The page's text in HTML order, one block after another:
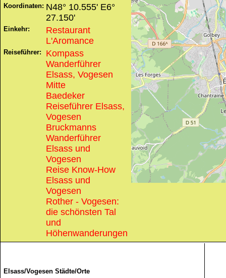
Koordinaten: N48° 10.555' E6°
27.150'
Einkehr:
Restaurant
L'Aromance
Reiseführer:
Kompass
Wanderführer
Elsass, Vogesen
Mitte
Baedeker
Reiseführer Elsass,
Vogesen
Bruckmanns
Wanderführer
Elsass und
Vogesen
Reise Know-How
Elsass und
Vogesen
Rother - Vogesen:
die schönsten Tal
und
Höhenwanderungen
Elsass/Vogesen Städte/Orte